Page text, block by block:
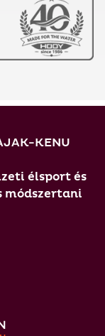
KENU
élsport és
módszertani